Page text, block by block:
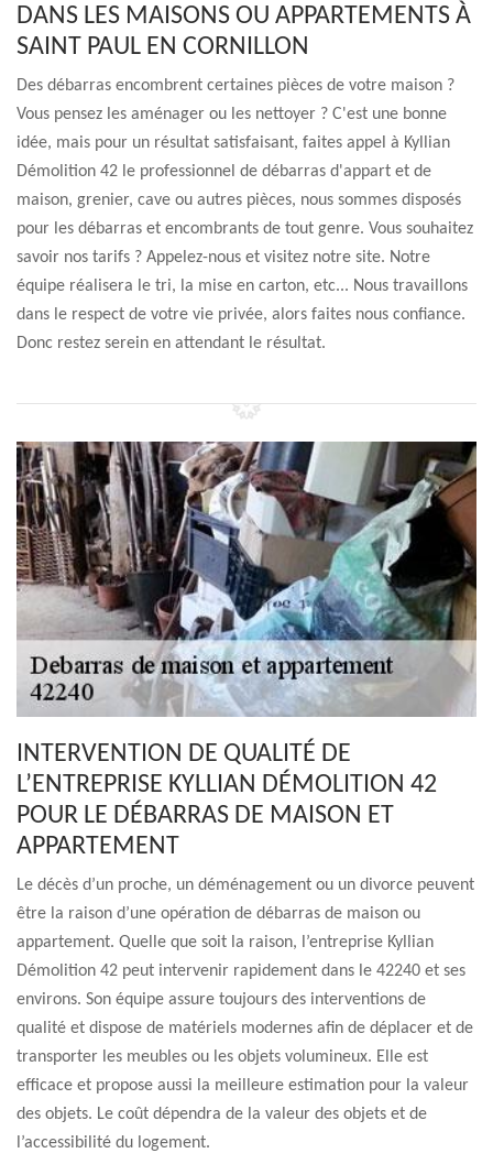
DANS LES MAISONS OU APPARTEMENTS À
SAINT PAUL EN CORNILLON
Des débarras encombrent certaines pièces de votre maison ?
Vous pensez les aménager ou les nettoyer ? C'est une bonne
idée, mais pour un résultat satisfaisant, faites appel à Kyllian
Démolition 42 le professionnel de débarras d'appart et de
maison, grenier, cave ou autres pièces, nous sommes disposés
pour les débarras et encombrants de tout genre. Vous souhaitez
savoir nos tarifs ? Appelez-nous et visitez notre site. Notre
équipe réalisera le tri, la mise en carton, etc... Nous travaillons
dans le respect de votre vie privée, alors faites nous confiance.
Donc restez serein en attendant le résultat.
INTERVENTION DE QUALITÉ DE
L’ENTREPRISE KYLLIAN DÉMOLITION 42
POUR LE DÉBARRAS DE MAISON ET
APPARTEMENT
Le décès d’un proche, un déménagement ou un divorce peuvent
être la raison d’une opération de débarras de maison ou
appartement. Quelle que soit la raison, l’entreprise Kyllian
Démolition 42 peut intervenir rapidement dans le 42240 et ses
environs. Son équipe assure toujours des interventions de
qualité et dispose de matériels modernes afin de déplacer et de
transporter les meubles ou les objets volumineux. Elle est
efficace et propose aussi la meilleure estimation pour la valeur
des objets. Le coût dépendra de la valeur des objets et de
l’accessibilité du logement.